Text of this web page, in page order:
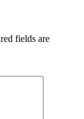
fields are